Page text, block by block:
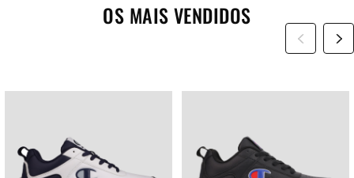
OS MAIS VENDIDOS